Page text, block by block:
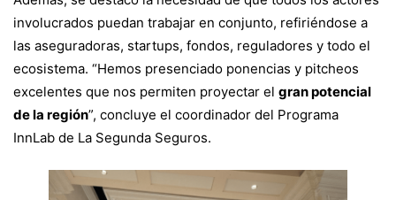
involucrados puedan trabajar en conjunto, refiriéndose a
las aseguradoras, startups, fondos, reguladores y todo el
ecosistema. “Hemos presenciado ponencias y pitcheos
excelentes que nos permiten proyectar el gran potencial
de la región”, concluye el coordinador del Programa
InnLab de La Segunda Seguros.